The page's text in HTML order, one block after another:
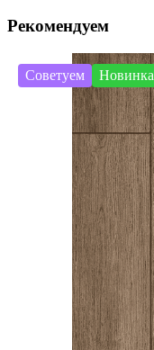
Рекомендуем
Советуем Новинка